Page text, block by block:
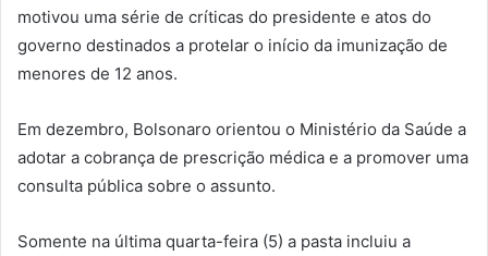
motivou uma série de críticas do presidente e atos do
governo destinados a protelar o início da imunização de
menores de 12 anos.
Em dezembro, Bolsonaro orientou o Ministério da Saúde a
adotar a cobrança de prescrição médica e a promover uma
consulta pública sobre o assunto.
Somente na última quarta-feira (5) a pasta incluiu a